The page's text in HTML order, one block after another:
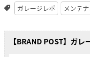
ガレージレボ メンテ
【BRAND POST】ガレ